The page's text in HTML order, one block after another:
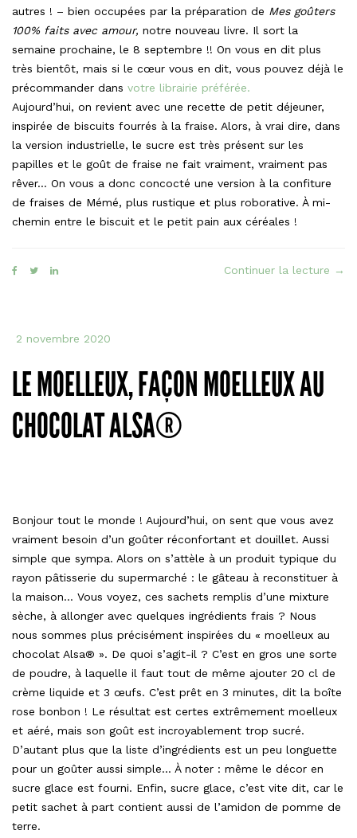
autres ! – bien occupées par la préparation de Mes goûters
100% faits avec amour, notre nouveau livre. Il sort la
semaine prochaine, le 8 septembre !! On vous en dit plus
très bientôt, mais si le cœur vous en dit, vous pouvez déjà le
précommander dans votre librairie préférée.
Aujourd’hui, on revient avec une recette de petit déjeuner,
inspirée de biscuits fourrés à la fraise. Alors, à vrai dire, dans
la version industrielle, le sucre est très présent sur les
papilles et le goût de fraise ne fait vraiment, vraiment pas
rêver… On vous a donc concocté une version à la confiture
de fraises de Mémé, plus rustique et plus roborative. À mi-
chemin entre le biscuit et le petit pain aux céréales !
Continuer la lecture «
→
2 novembre 2020
LE MOELLEUX, FAÇON MOELLEUX AU
CHOCOLAT ALSA®
Bonjour tout le monde ! Aujourd’hui, on sent que vous avez
vraiment besoin d’un goûter réconfortant et douillet. Aussi
simple que sympa. Alors on s’attèle à un produit typique du
rayon pâtisserie du supermarché : le gâteau à reconstituer à
la maison… Vous voyez, ces sachets remplis d’une mixture
sèche, à allonger avec quelques ingrédients frais ? Nous
nous sommes plus précisément inspirées du « moelleux au
chocolat Alsa® ». De quoi s’agit-il ? C’est en gros une sorte
de poudre, à laquelle il faut tout de même ajouter 20 cl de
crème liquide et 3 œufs. C’est prêt en 3 minutes, dit la boîte
rose bonbon ! Le résultat est certes extrêmement moelleux
et aéré, mais son goût est incroyablement trop sucré.
D’autant plus que la liste d’ingrédients est un peu longuette
pour un goûter aussi simple… À noter : même le décor en
sucre glace est fourni. Enfin, sucre glace, c’est vite dit, car le
petit sachet à part contient aussi de l’amidon de pomme de
terre.